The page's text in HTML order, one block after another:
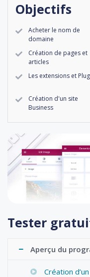
Objectifs
Acheter le nom de
domaine
Création de pages et
articles
Les extensions et
Création d'un site
Business
Tester
Aperçu du
Création